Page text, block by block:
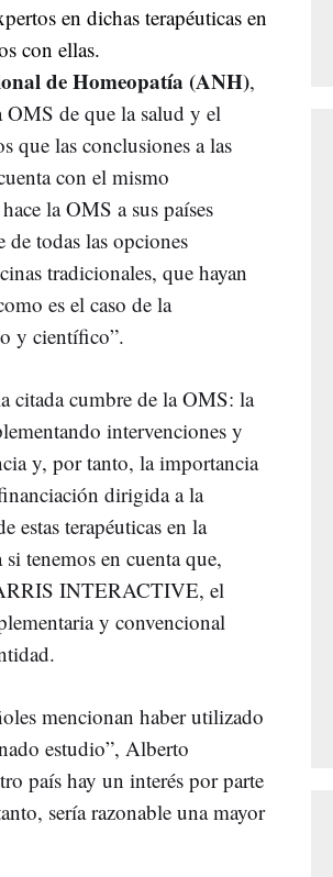
en dichas terapéuticas en
con ellas.
de Homeopatía (ANH),
OMS de que la salud y el
que las conclusiones a las
con el mismo
la OMS a sus países
de todas las opciones
tradicionales, que hayan
es el caso de la
y científico”.
citada cumbre de la OMS: la
intervenciones y
y, por tanto, la importancia
dirigida a la
estas terapéuticas en la
tenemos en cuenta que,
INTERACTIVE, el
y convencional
mencionan haber utilizado
estudio”, Alberto
país hay un interés por parte
sería razonable una mayor